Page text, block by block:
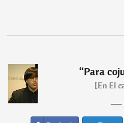
“Para
[En El
―